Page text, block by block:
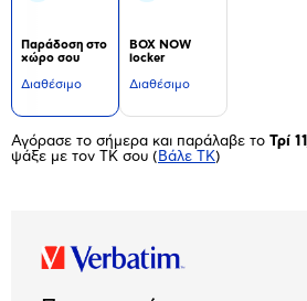
Παράδοση στο
χώρο σου
Διαθέσιμο
BOX NOW
locker
Διαθέσιμο
Αγόρασε το σήμερα και παράλαβε το Τρί
ψάξε με τον ΤΚ σου ( Βάλε ΤΚ)